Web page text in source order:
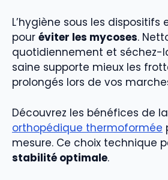
L’hygiène sous les dispositifs
pour éviter les mycoses.
quotidiennement et séchez-
saine supporte mieux les
prolongés lors de vos
Découvrez les bénéfices de la
orthopédique thermoformée
mesure. Ce choix technique
stabilité optimale.